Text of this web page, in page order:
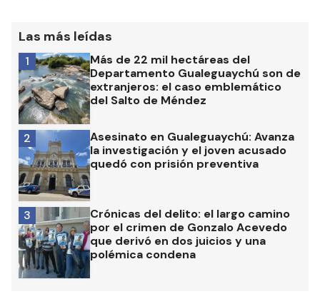
Las más leídas
Más de 22 mil hectáreas del
Departamento Gualeguaychú son de
extranjeros: el caso emblemático
del Salto de Méndez
1
Asesinato en Gualeguaychú: Avanza
la investigación y el joven acusado
quedó con prisión preventiva
2
Crónicas del delito: el largo camino
por el crimen de Gonzalo Acevedo
que derivó en dos juicios y una
polémica condena
3